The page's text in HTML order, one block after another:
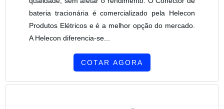
bateria tracionária é comercializado pela Helecon
Produtos Elétricos e é a melhor opção do mercado.
A Helecon diferencia-se...
COTAR AGORA